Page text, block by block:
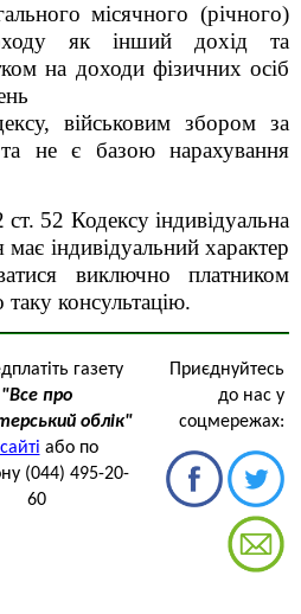
місячного (річного)
як інший дохід та
на доходи фізичних осіб
військовим збором за
не є базою нарахування
52 Кодексу індивідуальна
має індивідуальний характер
виключно платником
консультацію.
газету
"Все про
облік"
або по
(044) 495-20-
60
Приєднуйтесь
до нас у
соцмережах: